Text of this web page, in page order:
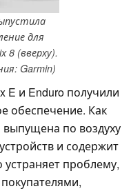
для
8 (вверху).
Garmin)
E и Enduro получили
обеспечение. Как
по воздуху
и содержит
проблему,